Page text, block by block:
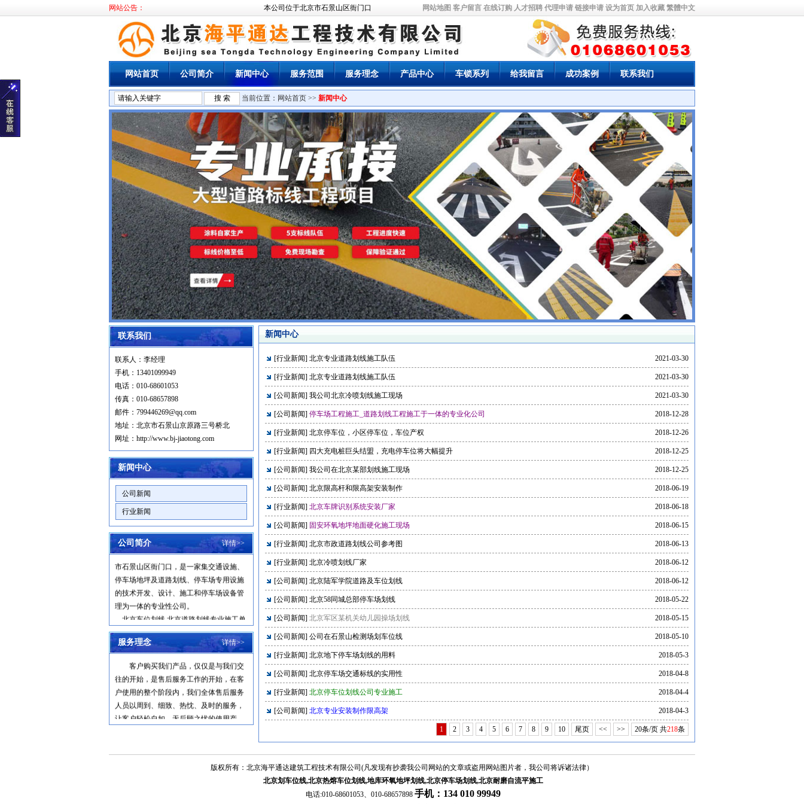
网站公告： 本公司位于北京市石景山区衙门口，经国家工商局批准成立，拥有正规企业法人执照，是一家集交通设施、停车场专用设施的技术开发、设计、施工和停车场设备管理为
网站地图 客户留言 在线订购 人才招聘 代理申请 链接申请 设为首页 加入收藏 繁體中文
网站首页 公司简介 新闻中心 服务范围 服务理念 产品中心 车锁系列 给我留言 成功案例 联系我们
当前位置： 网站首页 >> 新闻中心
联系我们
联系人：李经理
手机：13401099949
电话：010-68601053
传真：010-68657898
邮件：799446269@qq.com
地址：北京市石景山京原路三号桥北
网址：http://www.bj-jiaotong.com
新闻中心
公司新闻
行业新闻
详情>>
公司简介
北京海平通达工程技术有限公司位于北京
位，本单位承接公路热熔划线 地库划线 停
车场地坪 环氧地坪施工 大小车位划线 道
路划线工程，本单位拥有专业的停车场地
坪 耐磨地坪 车位划线 道路划线机械设
备，经验丰富的环氧地坪和道路划线队
伍，保证质量和效率。
1.专业划线：色彩鲜艳醒目，夜间反
光，有利于司机观察；
冷漆划线范围包括车位划线、通道划线、
详情>>
服务理念
一、服务宗旨
品，能真正体验到我们的产品为客户带来
、及时响应客户的招唤，主动上门
新闻中心
2021-03-30
[行业新闻] 北京专业道路划线施工队伍
2021-03-30
[行业新闻] 北京专业道路划线施工队伍
2021-03-30
[公司新闻] 我公司北京冷喷划线施工现场
2018-12-28
[公司新闻] 停车场工程施工_道路划线工程施工于一体的专业化公司
2018-12-26
[行业新闻] 北京停车位，小区停车位，车位产权
2018-12-25
[行业新闻] 四大充电桩巨头结盟，充电停车位将大幅提升
2018-12-25
[公司新闻] 我公司在北京某部划线施工现场
2018-06-19
[公司新闻] 北京限高杆和限高架安装制作
2018-06-18
[行业新闻] 北京车牌识别系统安装厂家
2018-06-15
[公司新闻] 固安环氧地坪地面硬化施工现场
2018-06-13
[行业新闻] 北京市政道路划线公司参考图
2018-06-12
[行业新闻] 北京冷喷划线厂家
2018-06-12
[公司新闻] 北京陆军学院道路及车位划线
2018-05-22
[公司新闻] 北京58同城总部停车场划线
2018-05-15
[公司新闻] 北京军区某机关幼儿园操场划线
2018-05-10
[公司新闻] 公司在石景山检测场划车位线
2018-05-3
[行业新闻] 北京地下停车场划线的用料
2018-04-8
[公司新闻] 北京停车场交通标线的实用性
2018-04-4
[行业新闻] 北京停车位划线公司专业施工
2018-04-3
[公司新闻] 北京专业安装制作限高架
1 2 3 4 5 6 7 8 9 10 尾页 << >> 20条/页 共218条
版权所有：北京海平通达建筑工程技术有限公司(凡发现有抄袭我公司网站的文章或盗用网站图片者，我公司将诉诸法律）
北京划车位线,北京热熔车位划线,地库环氧地坪划线,北京停车场划线,北京耐磨自流平施工
电话:010-68601053、010-68657898 手机：134 010 99949